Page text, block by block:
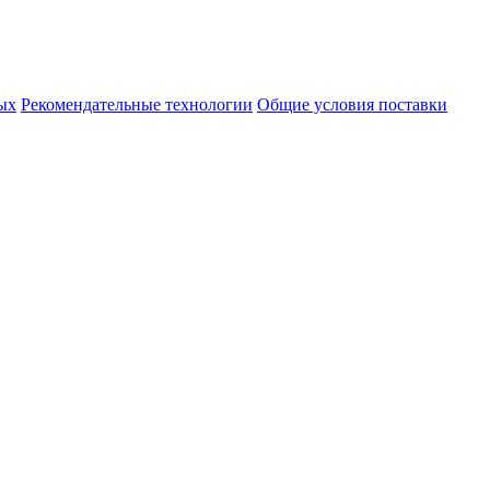
Рекомендательные технологии Общие условия поставки